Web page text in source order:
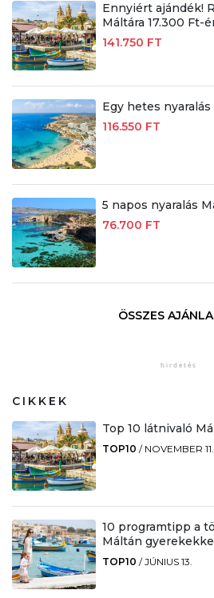
Ennyiért ajándék!
Máltára 17.300 Ft-
141.750 FT
Egy hetes nyaralás
116.550 FT
5 napos nyaralás
76.700 FT
ÖSSZES
CIKKEK
Top 10 látnivaló
TOP10 / NOVEMBER 11.
10 programtipp a
Máltán
TOP10 /JÚNIUS 13.